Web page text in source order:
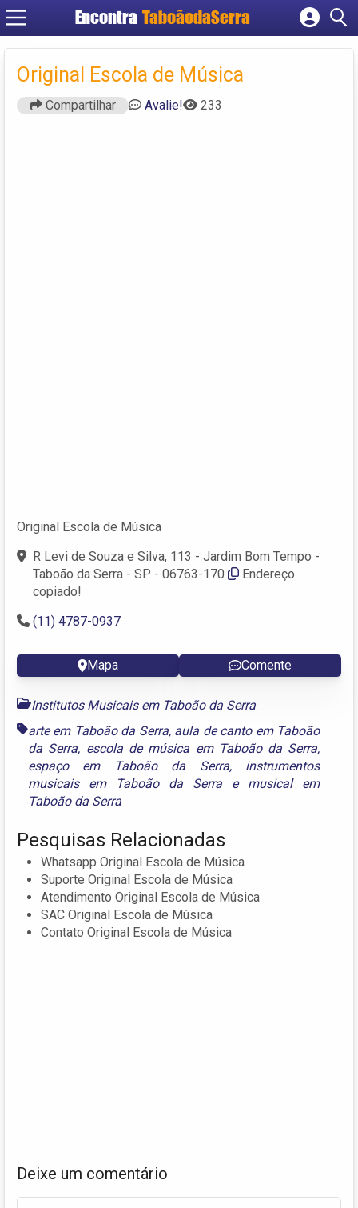
Encontra TaboãodaSerra
Cadastrar empresa
Criar conta
Original Escola de Música
Compartilhar Avalie! 233
Original Escola de Música
R Levi de Souza e Silva, 113 - Jardim Bom Tempo -
Taboão da Serra - SP - 06763-170
Endereço
copiado!
(11) 4787-0937
Mapa Comente
Institutos Musicais em Taboão da Serra
arte em Taboão da Serra, aula de canto em Taboão
da Serra, escola de música em Taboão da Serra,
espaço em Taboão da Serra, instrumentos
musicais em Taboão da Serra e musical em
Taboão da Serra
Pesquisas Relacionadas
Whatsapp Original Escola de Música
Suporte Original Escola de Música
Atendimento Original Escola de Música
SAC Original Escola de Música
Contato Original Escola de Música
Deixe um comentário